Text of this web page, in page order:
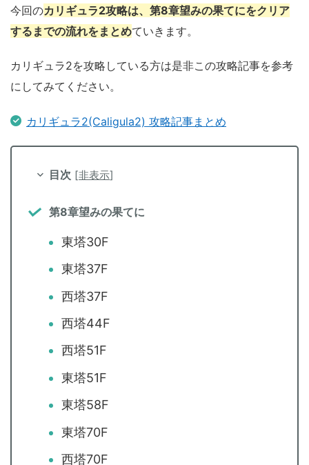
今回のカリギュラ2攻略は、第8章望みの果てにをクリア
するまでの流れをまとめていきます。
カリギュラ2を攻略している方は是非この攻略記事を参考
にしてみてください。
カリギュラ2(Caligula2) 攻略記事まとめ
目次 [非表示]
第8章望みの果てに
東塔30F
東塔37F
西塔37F
西塔44F
西塔51F
東塔51F
東塔58F
東塔70F
西塔70F